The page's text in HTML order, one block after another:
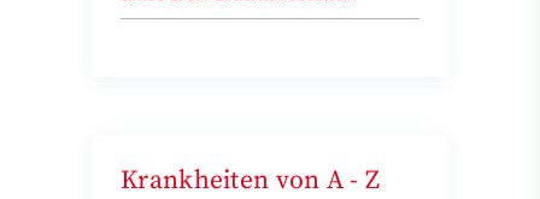
Krankheiten von A - Z